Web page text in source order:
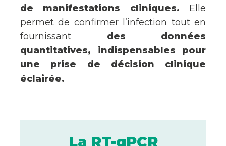
de manifestations cliniques. Elle
permet de confirmer l’infection tout en
fournissant des données
quantitatives, indispensables pour
une prise de décision clinique
éclairée.
La RT-qPCR